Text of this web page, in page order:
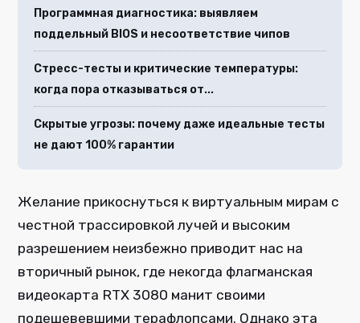
Программная диагностика: выявляем
поддельный BIOS и несоответствие чипов
Стресс-тесты и критические температуры:
когда пора отказываться от...
Скрытые угрозы: почему даже идеальные тесты
не дают 100% гарантии
Желание прикоснуться к виртуальным мирам с
честной трассировкой лучей и высоким
разрешением неизбежно приводит нас на
вторичный рынок, где некогда флагманская
видеокарта RTX 3080 манит своими
подешевевшими терафлопсами. Однако эта